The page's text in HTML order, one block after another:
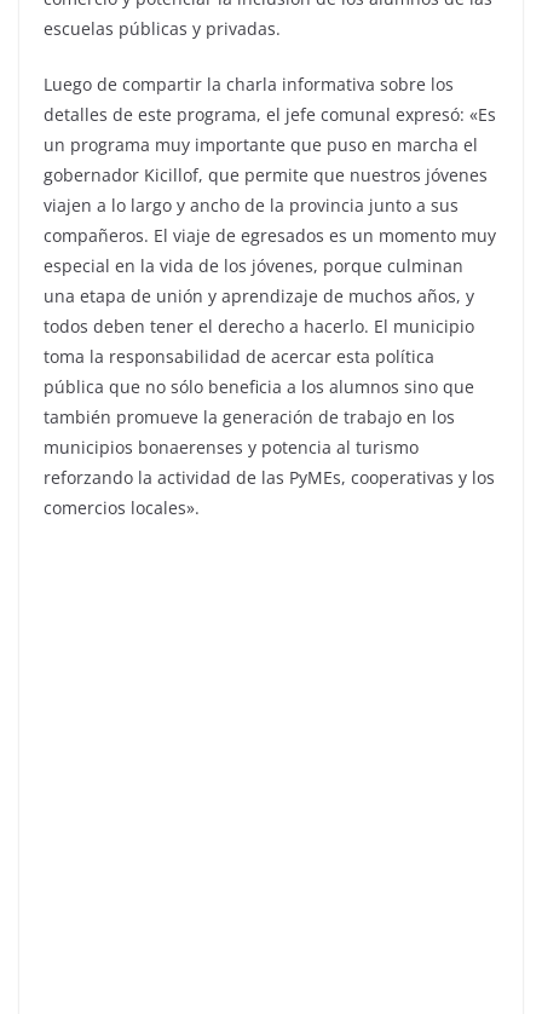
escuelas públicas y privadas.
Luego de compartir la charla informativa sobre los
detalles de este programa, el jefe comunal expresó: «Es
un programa muy importante que puso en marcha el
gobernador Kicillof, que permite que nuestros jóvenes
viajen a lo largo y ancho de la provincia junto a sus
compañeros. El viaje de egresados es un momento muy
especial en la vida de los jóvenes, porque culminan
una etapa de unión y aprendizaje de muchos años, y
todos deben tener el derecho a hacerlo. El municipio
toma la responsabilidad de acercar esta política
pública que no sólo beneficia a los alumnos sino que
también promueve la generación de trabajo en los
municipios bonaerenses y potencia al turismo
reforzando la actividad de las PyMEs, cooperativas y los
comercios locales».